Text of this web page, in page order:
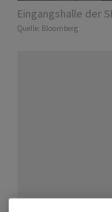
Eingangshalle der
Quelle: Bloomberg